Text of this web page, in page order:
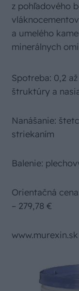
z pohľadového
a umelého
minerálnych
Spotreba: 0,2
štruktúry a
Nanášanie:
striekaním
Balenie:
Orientačná
– 279,78 €
www.murexin.sk